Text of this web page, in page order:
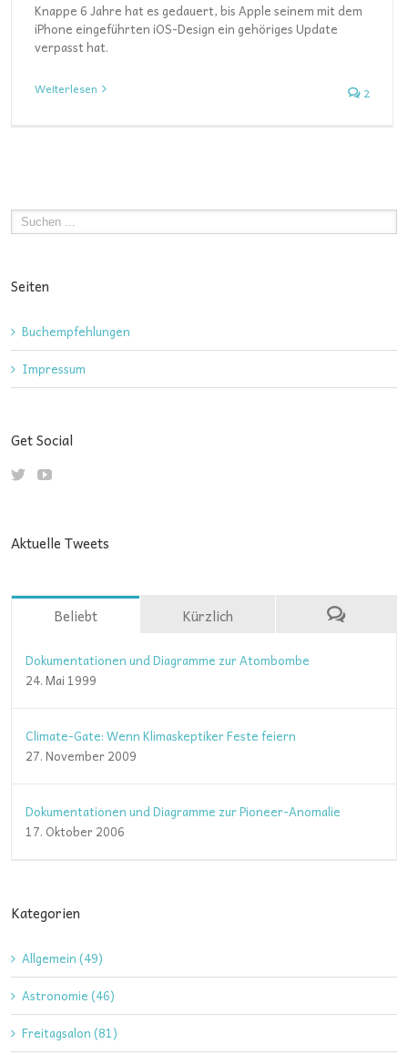
Knappe 6 Jahre hat es gedauert, bis Apple seinem mit dem
iPhone eingeführten iOS-Design ein gehöriges Update
verpasst hat.
Weiterlesen 2
Seiten
Buchempfehlungen
Impressum
Get Social
Aktuelle Tweets
Beliebt Kürzlich
Dokumentationen und Diagramme zur Atombombe
24. Mai 1999
Climate-Gate: Wenn Klimaskeptiker Feste feiern
27. November 2009
Dokumentationen und Diagramme zur Pioneer-Anomalie
17. Oktober 2006
Kategorien
Allgemein (49)
Astronomie (46)
Freitagsalon (81)